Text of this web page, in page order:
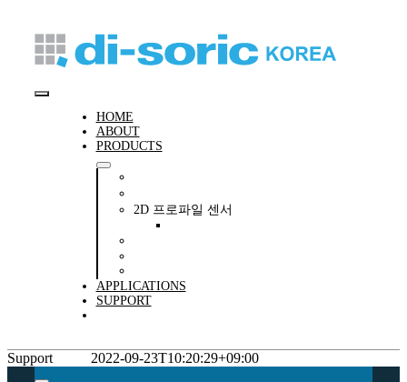
Toggle
Navigation
HOME
ABOUT
PRODUCTS
2D 프로파일 센서
APPLICATIONS
SUPPORT
Support 2022-09-23T10:20:29+09:00